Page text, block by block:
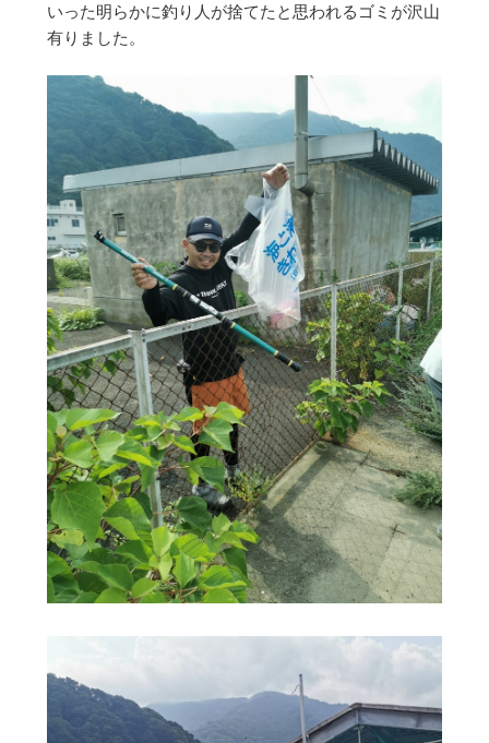
いった明らかに釣り人が捨てたと思われるゴミが沢山
有りました。